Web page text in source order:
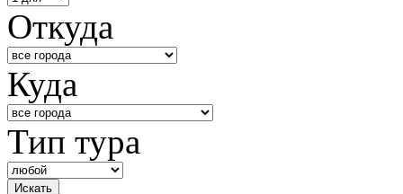
Откуда
Куда
Тип тура